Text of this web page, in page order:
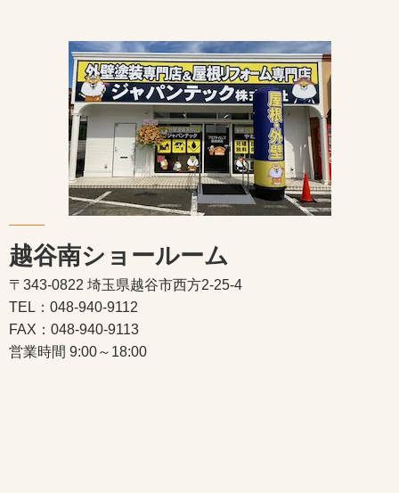
越谷南ショールーム
〒343-0822 埼玉県越谷市西方2-25-4
TEL：048-940-9112
FAX：048-940-9113
営業時間 9:00～18:00